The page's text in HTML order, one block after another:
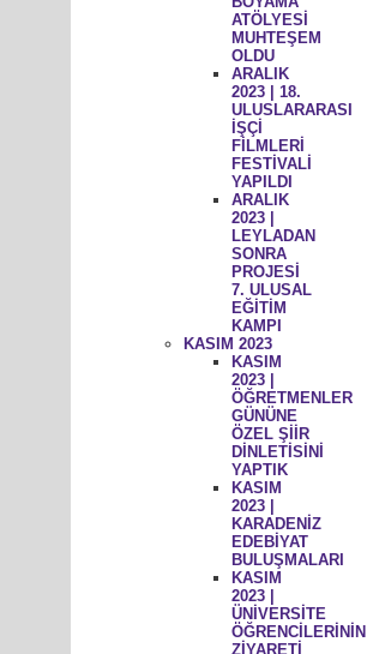
ATÖLYESİ
MUHTEŞEM
OLDU
ARALIK
2023 | 18.
ULUSLARARASI
İŞÇİ
FİLMLERİ
FESTİVALİ
YAPILDI
ARALIK
2023 |
LEYLADAN
SONRA
PROJESİ
7. ULUSAL
EĞİTİM
KAMPI
KASIM 2023
KASIM
2023 |
ÖĞRETMENLER
GÜNÜNE
ÖZEL ŞİİR
DİNLETİSİNİ
YAPTIK
KASIM
2023 |
KARADENİZ
EDEBİYAT
BULUŞMALARI
KASIM
2023 |
ÜNİVERSİTE
ÖĞRENCİLERİNİN
ZİYARETİ